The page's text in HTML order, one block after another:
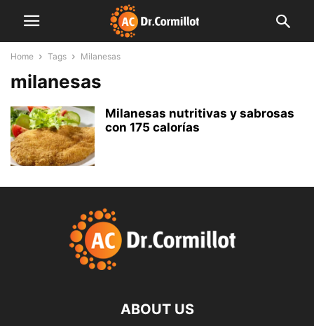
Home Tags Milanesas
milanesas
Milanesas nutritivas y sabrosas
con 175 calorías
ABOUT US